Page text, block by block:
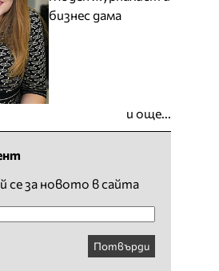
бизнес дама
и още...
се за новото в сайта
Потвърди